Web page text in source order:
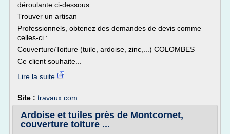
déroulante ci-dessous :
Trouver un artisan
Professionnels, obtenez des demandes de devis comme
celles-ci :
Couverture/Toiture (tuile, ardoise, zinc,...) COLOMBES
Ce client souhaite...
Lire la suite
Site : travaux.com
Ardoise et tuiles près de Montcornet,
couverture toiture ...